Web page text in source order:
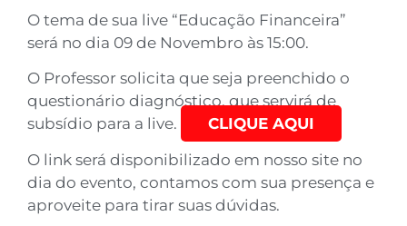
O tema de sua live “Educação Financeira”
será no dia 09 de Novembro às 15:00.
O Professor solicita que seja preenchido o
questionário diagnóstico, que servirá de
subsídio para a live.
CLIQUE AQUI
O link será disponibilizado em nosso site no
dia do evento, contamos com sua presença e
aproveite para tirar suas dúvidas.